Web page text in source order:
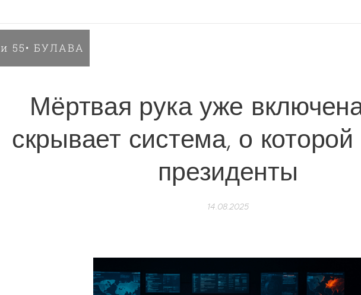
55• БУЛАВА
Мёртвая рука уже
скрывает система, о
президенты
14.08.2025